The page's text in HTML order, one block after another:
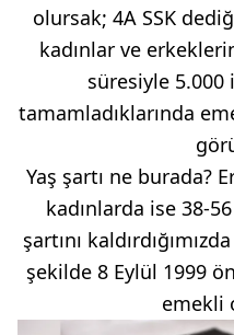
olursak; 4A SSK
kadınlar ve
süresiyle
tamamladıklarında
Yaş şartı ne burada?
kadınlarda ise 38-
şartını
şekilde 8 Eylül 1999
emekli